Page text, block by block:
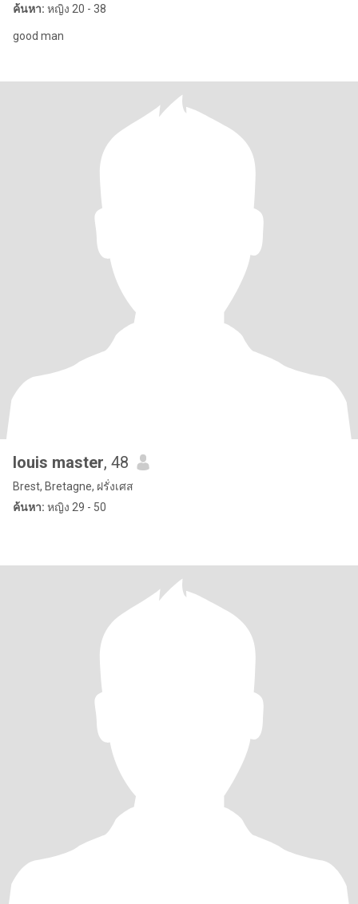
ค้นหา: หญิง 20 - 38
good man
louis master, 48
Brest, Bretagne, ฝรั่งเศส
ค้นหา: หญิง 29 - 50